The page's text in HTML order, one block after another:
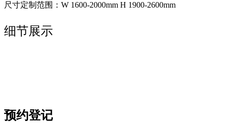
尺寸定制范围：W 1600-2000mm H 1900-2600mm
细节展示
预约登记